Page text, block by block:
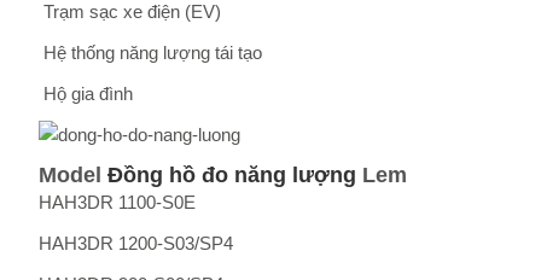
Trạm sạc xe điện (EV)
Hệ thống năng lượng tái tạo
Hộ gia đình
Model Đồng hồ đo năng lượng Lem
HAH3DR 1100-S0E
HAH3DR 1200-S03/SP4